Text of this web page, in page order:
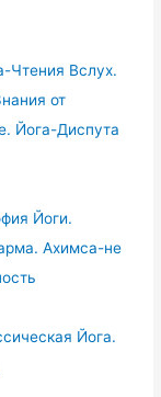
Чтения Вслух.
от
Йога-Диспута
Йоги.
Ахимса-не
Йога.